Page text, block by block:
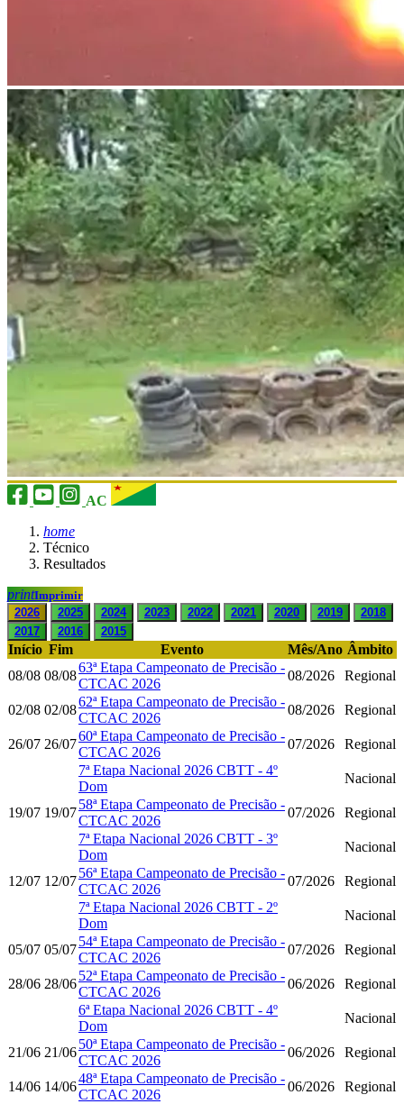
AC
home
Técnico
Resultados
printImprimir
2026
2025 2024 2023 2022 2021 2020 2019
2018
2017
2016 2015
Início Fim Evento Mês/Ano Âmbito
08/08 08/08
63ª Etapa Campeonato de Precisão -
CTCAC 2026
08/2026 Regional
02/08 02/08
62ª Etapa Campeonato de Precisão -
CTCAC 2026
08/2026 Regional
26/07 26/07
60ª Etapa Campeonato de Precisão -
CTCAC 2026
07/2026
Regional
7ª Etapa Nacional 2026 CBTT - 4º
Dom
Nacional
19/07 19/07
58ª Etapa Campeonato de Precisão -
CTCAC 2026
07/2026
Regional
7ª Etapa Nacional 2026 CBTT - 3º
Dom
Nacional
12/07 12/07
56ª Etapa Campeonato de Precisão -
CTCAC 2026
07/2026
Regional
7ª Etapa Nacional 2026 CBTT - 2º
Dom
Nacional
05/07 05/07
54ª Etapa Campeonato de Precisão -
CTCAC 2026
07/2026 Regional
28/06 28/06
52ª Etapa Campeonato de Precisão -
CTCAC 2026
06/2026
Regional
6ª Etapa Nacional 2026 CBTT - 4º
Dom
Nacional
21/06 21/06
50ª Etapa Campeonato de Precisão -
CTCAC 2026
06/2026 Regional
14/06 14/06
48ª Etapa Campeonato de Precisão -
CTCAC 2026
06/2026
Regional